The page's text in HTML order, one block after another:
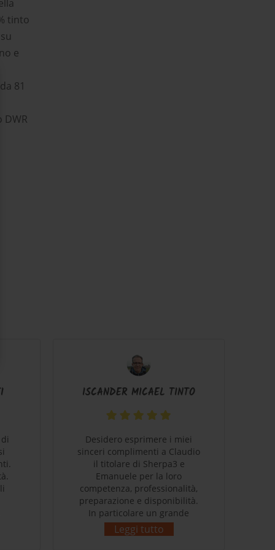
tinto
e
81
ISCANDER MICAEL TINTO
Desidero esprimere i miei
sinceri complimenti a Claudio
il titolare di Sherpa3 e
Emanuele per la loro
competenza, professionalità,
preparazione e disponibilità.
In particolare un grande
ringraziamento a Claudio per
come ha saputo capire gusti e
Leggi tutto